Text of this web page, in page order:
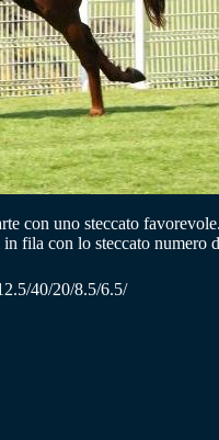
con uno steccato
fila con lo steccato
40/20/8.5/6.5/